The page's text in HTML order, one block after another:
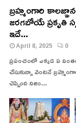
బ్రహ్మంగారి
జరగబోయే ప్రకృతి
ఇదే...
April 8, 2025 0
ప్రపంచంలో ఎక్కడ ఏ
చేసుకున్నా వెంటనే
చెప్పింది నిజం...